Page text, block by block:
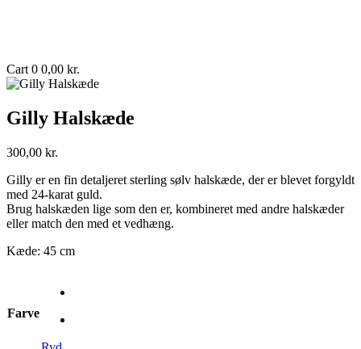
Cart 0 0,00 kr.
Gilly Halskæde
300,00 kr.
Gilly er en fin detaljeret sterling sølv halskæde, der er blevet forgyldt
med 24-karat guld.
Brug halskæden lige som den er, kombineret med andre halskæder
eller match den med et vedhæng.
Kæde: 45 cm
Farve